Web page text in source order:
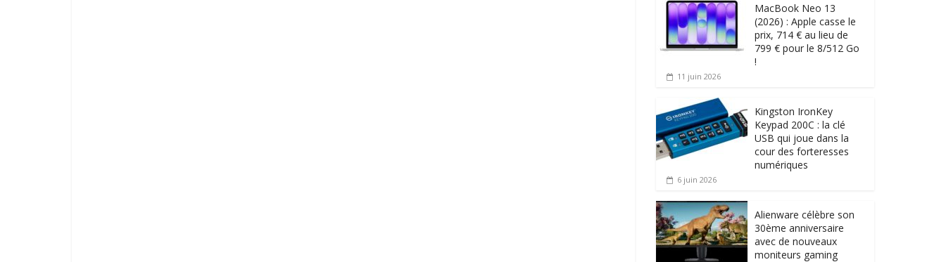
MacBook Neo 13
(2026) : Apple casse le
prix, 714 € au lieu de
799 € pour le 8/512 Go
!
11 juin 2026
Kingston IronKey
Keypad 200C : la clé
USB qui joue dans la
cour des forteresses
numériques
6 juin 2026
Alienware célèbre son
30ème anniversaire
avec de nouveaux
moniteurs gaming